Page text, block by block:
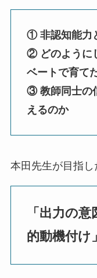
① 非認知能力
② どのように
ベートで育て
③ 教師同士の
えるのか
本田先生が目指し
「出力の
的動機付け」